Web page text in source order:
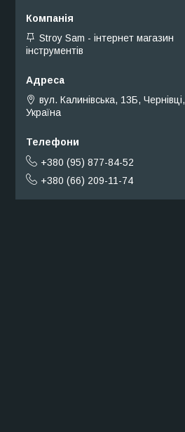
Stroy Sam - інтернет магазин
інструментів
вул. Калинівська, 13Б, Чернівці,
Україна
+380 (95) 877-84-52
+380 (66) 209-11-74